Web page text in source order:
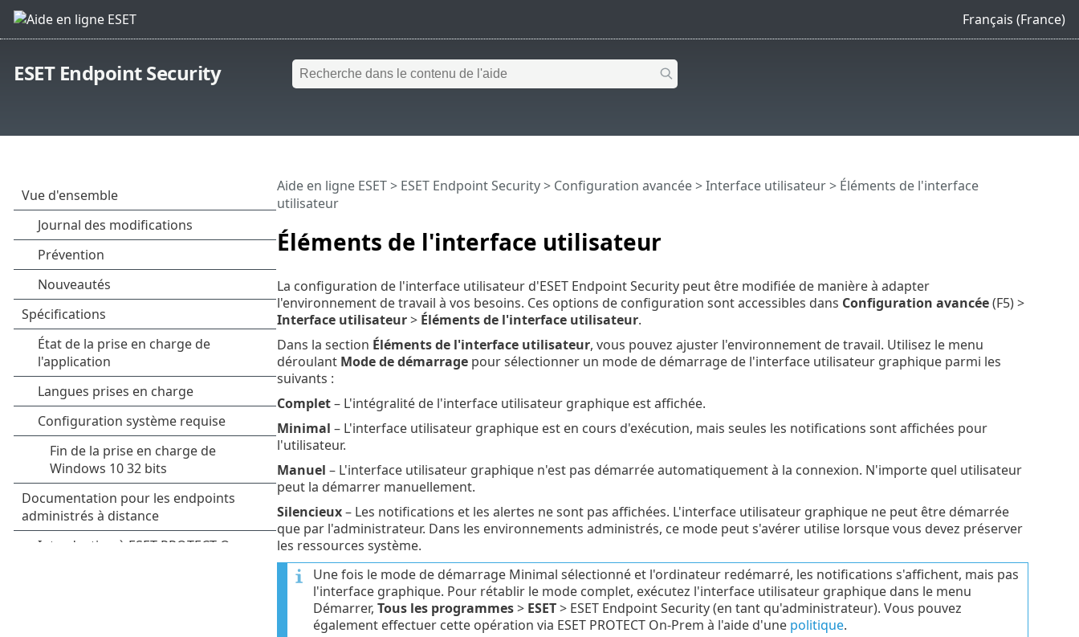
Français (France)
ESET Endpoint Security
Éléments de l'interface utilisateur
Aide en ligne ESET> ESET Endpoint Security> Configuration avancée>Interface utilisateur> Éléments de l'interface
utilisateur
La configuration de l'interface utilisateur d'ESET Endpoint Security peut être modifiée de manière à adapter
l'environnement de travail à vos besoins. Ces options de configuration sont accessibles dans Configuration avancée(F5) >
Interface utilisateur> Éléments de l'interface utilisateur.
Dans la section Éléments de l'interface utilisateur, vous pouvez ajuster l'environnement de travail. Utilisez le menu
déroulant Mode de démarragepour sélectionner un mode de démarrage de l'interface utilisateur graphique parmi les
suivants :
Complet– L'intégralité de l'interface utilisateur graphique est affichée.
Minimal – L'interface utilisateur graphique est en cours d'exécution, mais seules les notifications sont affichées pour
l'utilisateur.
Manuel – L'interface utilisateur graphique n'est pas démarrée automatiquement à la connexion. N'importe quel utilisateur
peut la démarrer manuellement.
Silencieux– Les notifications et les alertes ne sont pas affichées. L'interface utilisateur graphique ne peut être démarrée
que par l'administrateur. Dans les environnements administrés, ce mode peut s'avérer utilise lorsque vous devez préserver
les ressources système.
Une fois le mode de démarrage Minimal sélectionné et l'ordinateur redémarré, les notifications s'affichent, mais pas
l'interface graphique. Pour rétablir le mode complet, exécutez l'interface utilisateur graphique dans le menu
Démarrer, Tous les programmes> ESET> ESET Endpoint Security (en tant qu'administrateur). Vous pouvez
également effectuer cette opération via ESET PROTECT On-Prem à l'aide d'une politique.